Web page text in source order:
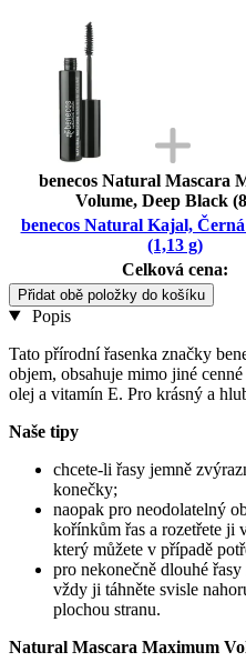
benecos Natural Mascara
Volume, Deep Black
benecos Natural Kajal,
(1,13 g)
Celková cena:
Přidat obě položky do košíku
Popis
Tato přírodní řasenka značky
objem, obsahuje mimo jiné
olej a vitamín E. Pro krásný a
Naše tipy
chcete-li řasy jemně
konečky;
naopak pro neodolatelný
kořínkům řas a rozetřete ji
který můžete v případě
pro nekonečně dlouhé
vždy ji táhněte svisle
plochou stranu.
Natural Mascara Maximum